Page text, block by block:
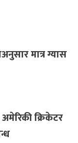
मात्र ग्यास
क्रिकेटर